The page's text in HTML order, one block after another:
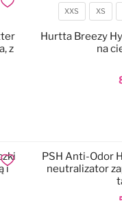
z
Dodaj do ulubionych
Rozmiar
XXS XS
Hurtta Breezy
na
i
Dodaj do ulubionych
PSH Anti-Odor
neutralizator